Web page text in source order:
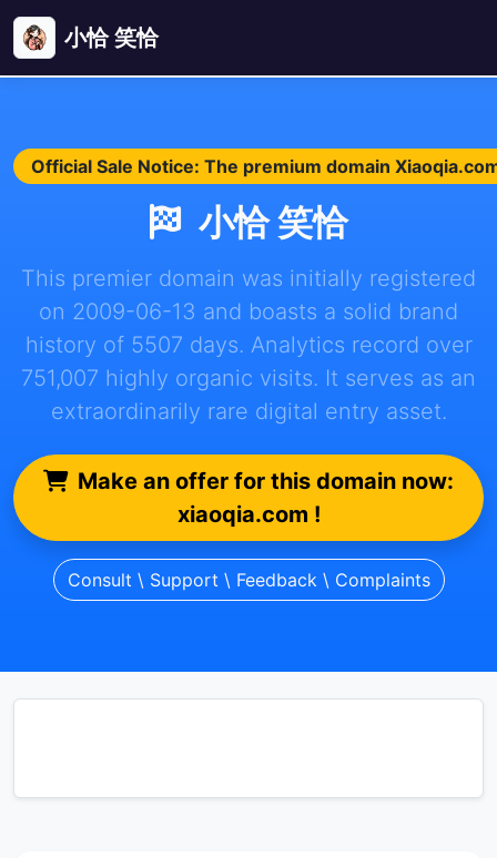
小恰 笑恰
Official Sale Notice: The premium domain
小恰 笑恰
This premier domain was initially registered
on 2009-06-13 and boasts a solid brand
history of 5507 days. Analytics record over
751,007 highly organic visits. It serves as an
extraordinarily rare digital entry asset.
Make an offer for this domain now:
xiaoqia.com !
Consult \ Support \ Feedback \ Complaints